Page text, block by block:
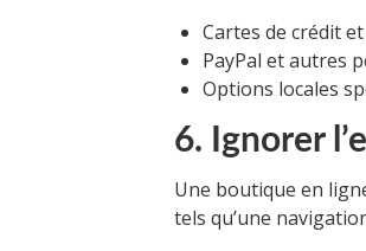
Cartes de crédit
PayPal et autres
Options locales
6. Ignorer
Une boutique en
tels qu’une